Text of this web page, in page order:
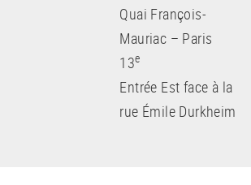
Quai François-
Mauriac – Paris
13e
Entrée Est face à la
rue Émile Durkheim